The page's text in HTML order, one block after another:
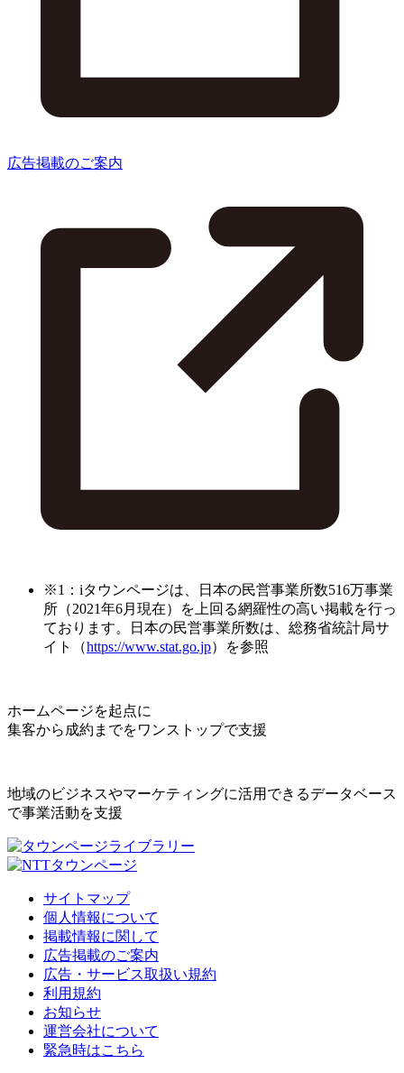
広告掲載のご案内
※1：iタウンページは、日本の民営事業所数516万事業
所（2021年6月現在）を上回る網羅性の高い掲載を行っ
ております。日本の民営事業所数は、総務省統計局サ
イト（https://www.stat.go.jp）を参照
ホームページを起点に
集客から成約までをワンストップで支援
地域のビジネスやマーケティングに活用できるデータベース
で事業活動を支援
サイトマップ
個人情報について
掲載情報に関して
広告掲載のご案内
広告・サービス取扱い規約
利用規約
お知らせ
運営会社について
緊急時はこちら